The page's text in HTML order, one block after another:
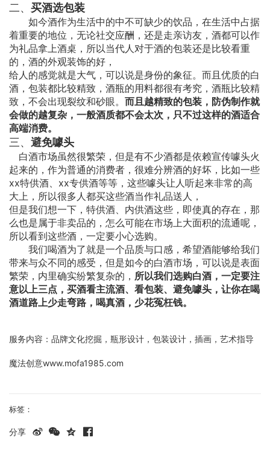
二、 买酒选包装
如今酒作为生活中的中不可缺少的饮品，在生活中占据
着重要的地位，无论社交应酬，还是走亲访友，酒都可以作
为礼品拿上酒桌，所以当代人对于酒的包装还是比较看重
的，酒的外观装饰的好，
给人的感觉就是大气，可以说是身份的象征。而且优质的白
酒，包装都比较精致，酒瓶的用料都很有考究，酒瓶比较精
致，不会出现裂纹和砂眼。 而且越精致的包装，防伪制作就
会做的越复杂，一般酒质都不会太次，只不过这样的酒适合
高端消费。
三、 避免噱头
白酒市场虽然很繁荣，但是有不少酒都是依赖宣传噱头火
起来的，作为普通的消费者，很难分辨酒的好坏，比如一些
xx特供酒、xx专供酒等等，这些噱头让人听起来非常的高
大上，所以很多人都买这些酒当作礼品送人，
但是我们想一下，特供酒、内供酒这些，即使真的存在，那
么也是属于非卖品的，怎么可能在市场上大面积的流通呢，
所以看到这些酒，一定要小心选购。
我们喝酒为了就是一个品质与口感，希望酒能够给我们
带来与众不同的感受，但是如今的白酒市场，可以说是表面
繁荣，内里确实纷繁复杂的， 所以我们选购白酒，一定要注
意以上三点，买酒看主流酒、看包装、避免噱头，让你在喝
酒道路上少走弯路，喝真酒，少花冤枉钱。
服务内容：品牌文化挖掘，瓶形设计，包装设计，插画，艺术指导
魔法创意www.mofa1985.com
标签：
分享  